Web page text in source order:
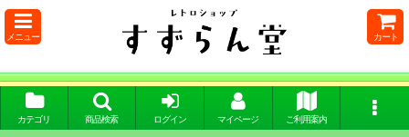
メニュー カート
カテゴリ 商品検索 ログイン マイページ ご利用案内